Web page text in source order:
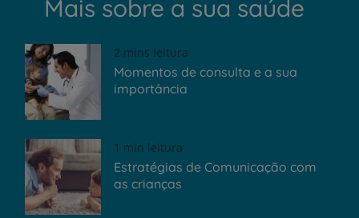
Mais sobre a sua saúde
2 mins leitura
Momentos de consulta e a sua
importância
1 min leitura
Estratégias de Comunicação com
as crianças